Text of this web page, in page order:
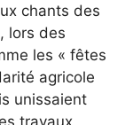
chants des
lors des
les « fêtes
agricole
unissaient
travaux